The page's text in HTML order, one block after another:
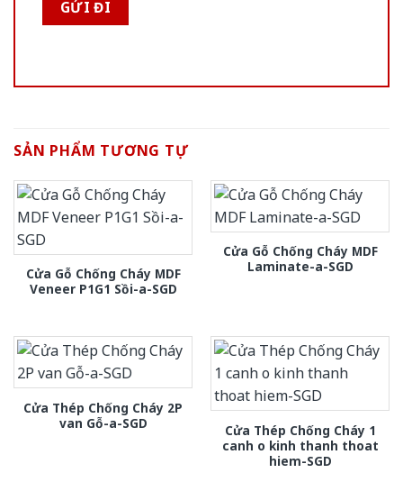
SẢN PHẨM TƯƠNG TỰ
Cửa Gỗ Chống Cháy MDF
Veneer P1G1 Sồi-a-SGD
Cửa Gỗ Chống Cháy MDF
Laminate-a-SGD
Cửa Thép Chống Cháy 2P
van Gỗ-a-SGD
Cửa Thép Chống Cháy 1
canh o kinh thanh thoat
hiem-SGD